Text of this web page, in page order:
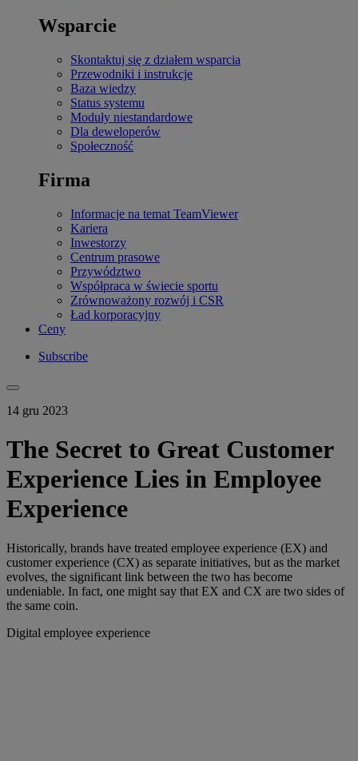
Wsparcie
Skontaktuj się z działem wsparcia
Przewodniki i instrukcje
Baza wiedzy
Status systemu
Moduły niestandardowe
Dla deweloperów
Społeczność
Firma
Informacje na temat TeamViewer
Kariera
Inwestorzy
Centrum prasowe
Przywództwo
Współpraca w świecie sportu
Zrównoważony rozwój i CSR
Ład korporacyjny
Ceny
Subscribe
14 gru 2023
The Secret to Great Customer
Experience Lies in Employee
Experience
Historically, brands have treated employee experience (EX) and
customer experience (CX) as separate initiatives, but as the market
evolves, the significant link between the two has become
undeniable. In fact, one might say that EX and CX are two sides of
the same coin.
Digital employee experience